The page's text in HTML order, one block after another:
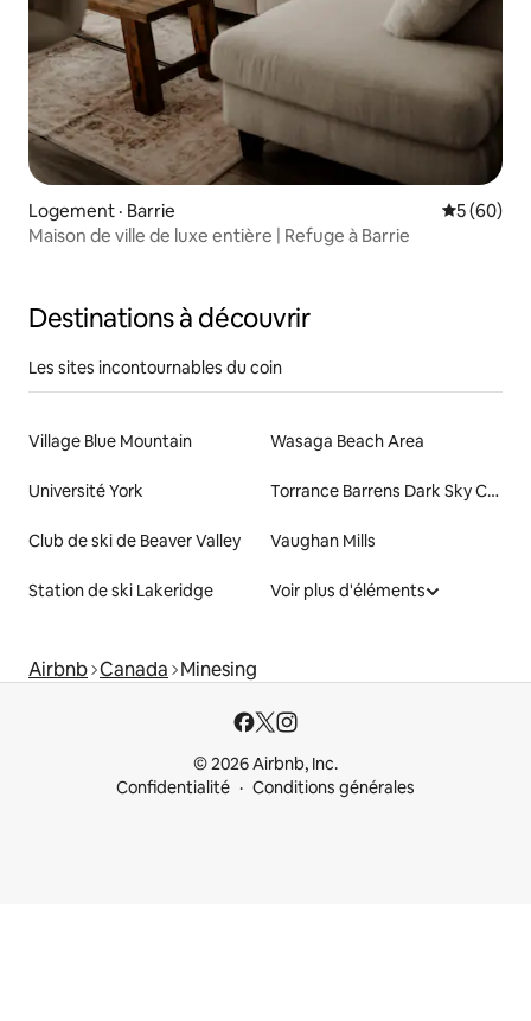
Logement · Barrie Note
5 (60)
Maison de ville de luxe entière | Refuge à Barrie
Destinations à découvrir
Les sites incontournables du coin
Village Blue Mountain Wasaga Beach Area
Université York Torrance Barrens Dark Sky Conservation Area
Club de ski de Beaver Valley Vaughan Mills
Station de ski Lakeridge Voir plus d'éléments
Airbnb Canada Minesing
© 2026 Airbnb, Inc.
Confidentialité
Conditions générales